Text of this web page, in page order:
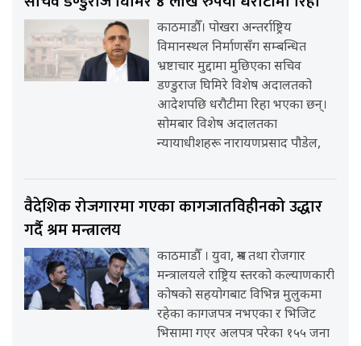
काठमाडौँ। पोखरा अन्तर्राष्ट्रिय
विमानस्थल निर्माणसँग सम्बन्धित
भ्रष्टाचार मुद्दामा मुछिएका सचिव
डण्डुराज घिमिरे विशेष अदालतको
आदेशपछि धरौटीमा रिहा भएका छन्।
सोमबार विशेष अदालतका
न्यायाधीशहरू नारायणप्रसाद पौडेल,
वैदेशिक रोजगारमा गएका कागजातविहीनको उद्धार
गर्दै श्रम मन्त्रालय
काठमाडौँ । युवा, श्रम तथा रोजगार
मन्त्रालयले राष्ट्रिय स्तरको कल्याणकारी
कोषको सहयोगबाट विभिन्न मुलुकमा
रहेका कागजपत्र नभएका र भिजिट
भिसामा गएर अलपत्र परेका १५५ जना